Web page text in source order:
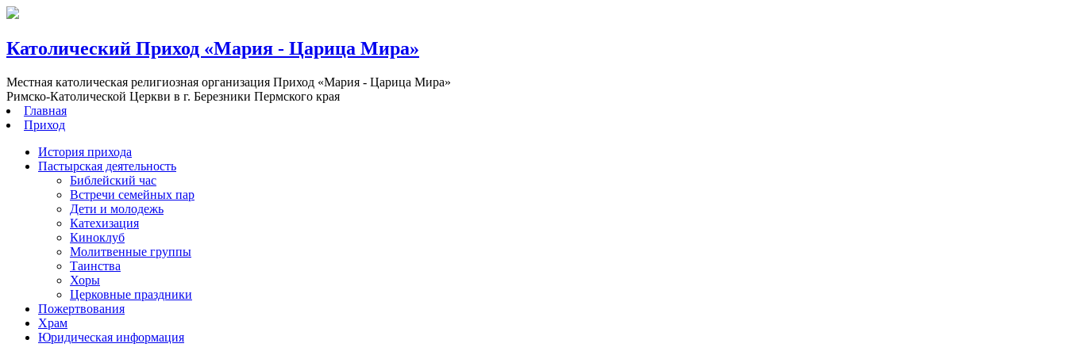
Католический Приход «Мария - Царица Мира»
Местная католическая религиозная организация Приход «Мария - Царица Мира»
Римско-Католической Церкви в г. Березники Пермского края
Главная
Приход
История прихода
Пастырская деятельность
Библейский час
Встречи семейных пар
Дети и молодежь
Катехизация
Киноклуб
Молитвенные группы
Таинства
Хоры
Церковные праздники
Пожертвования
Храм
Юридическая информация